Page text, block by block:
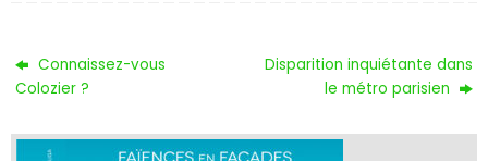
Connaissez-vous
Colozier ?
Disparition inquiétante dans
le métro parisien